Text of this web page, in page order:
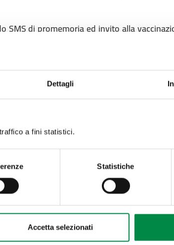
Dettagli
a fini statistici.
Statistiche
Accetta selezionati
SMS di promemoria ed invito alla
effettuato il tampone di diagnosi
farmacia il tampone di controllo per
la struttura del drive through
giornata
registrati negli ultimi 3 giorni sono
fino a 14 anni, 216 dai 15 ai 24 anni,
attivi mentre sono 29.635 i casi totali
sono state vaccinate 2942 persone